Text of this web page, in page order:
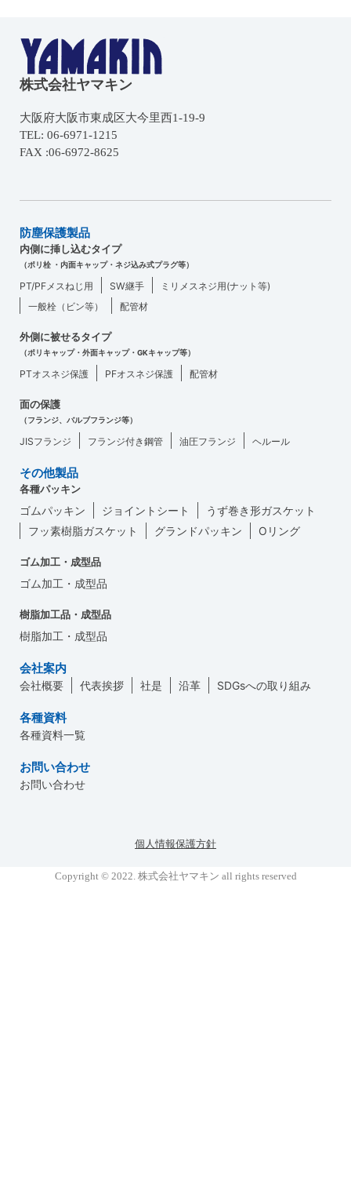
株式会社ヤマキン
大阪府大阪市東成区大今里西1-19-9
TEL: 06-6971-1215
FAX :06-6972-8625
防塵保護製品
内側に挿し込むタイプ
（ポリ栓 ・内面キャップ・ネジ込み式プラグ等）
PT/PFメスねじ用 SW継手
ミリメスネジ用(ナット等)
一般栓（ビン等）
配管材
外側に被せるタイプ
（ポリキャップ・外面キャップ・GKキャップ等）
PTオスネジ保護 PFオスネジ保護 配管材
面の保護
（フランジ、バルブフランジ等）
JISフランジ フランジ付き鋼管 油圧フランジ ヘルール
その他製品
各種パッキン
ゴムパッキン ジョイントシート
うず巻き形ガスケット
フッ素樹脂ガスケット
グランドパッキン Oリング
ゴム加工・成型品
ゴム加工・成型品
樹脂加工品・成型品
樹脂加工・成型品
会社案内
会社概要 代表挨拶 社是 沿革 SDGsへの取り組み
各種資料
各種資料一覧
お問い合わせ
お問い合わせ
個人情報保護方針
Copyright © 2022. 株式会社ヤマキン all rights reserved